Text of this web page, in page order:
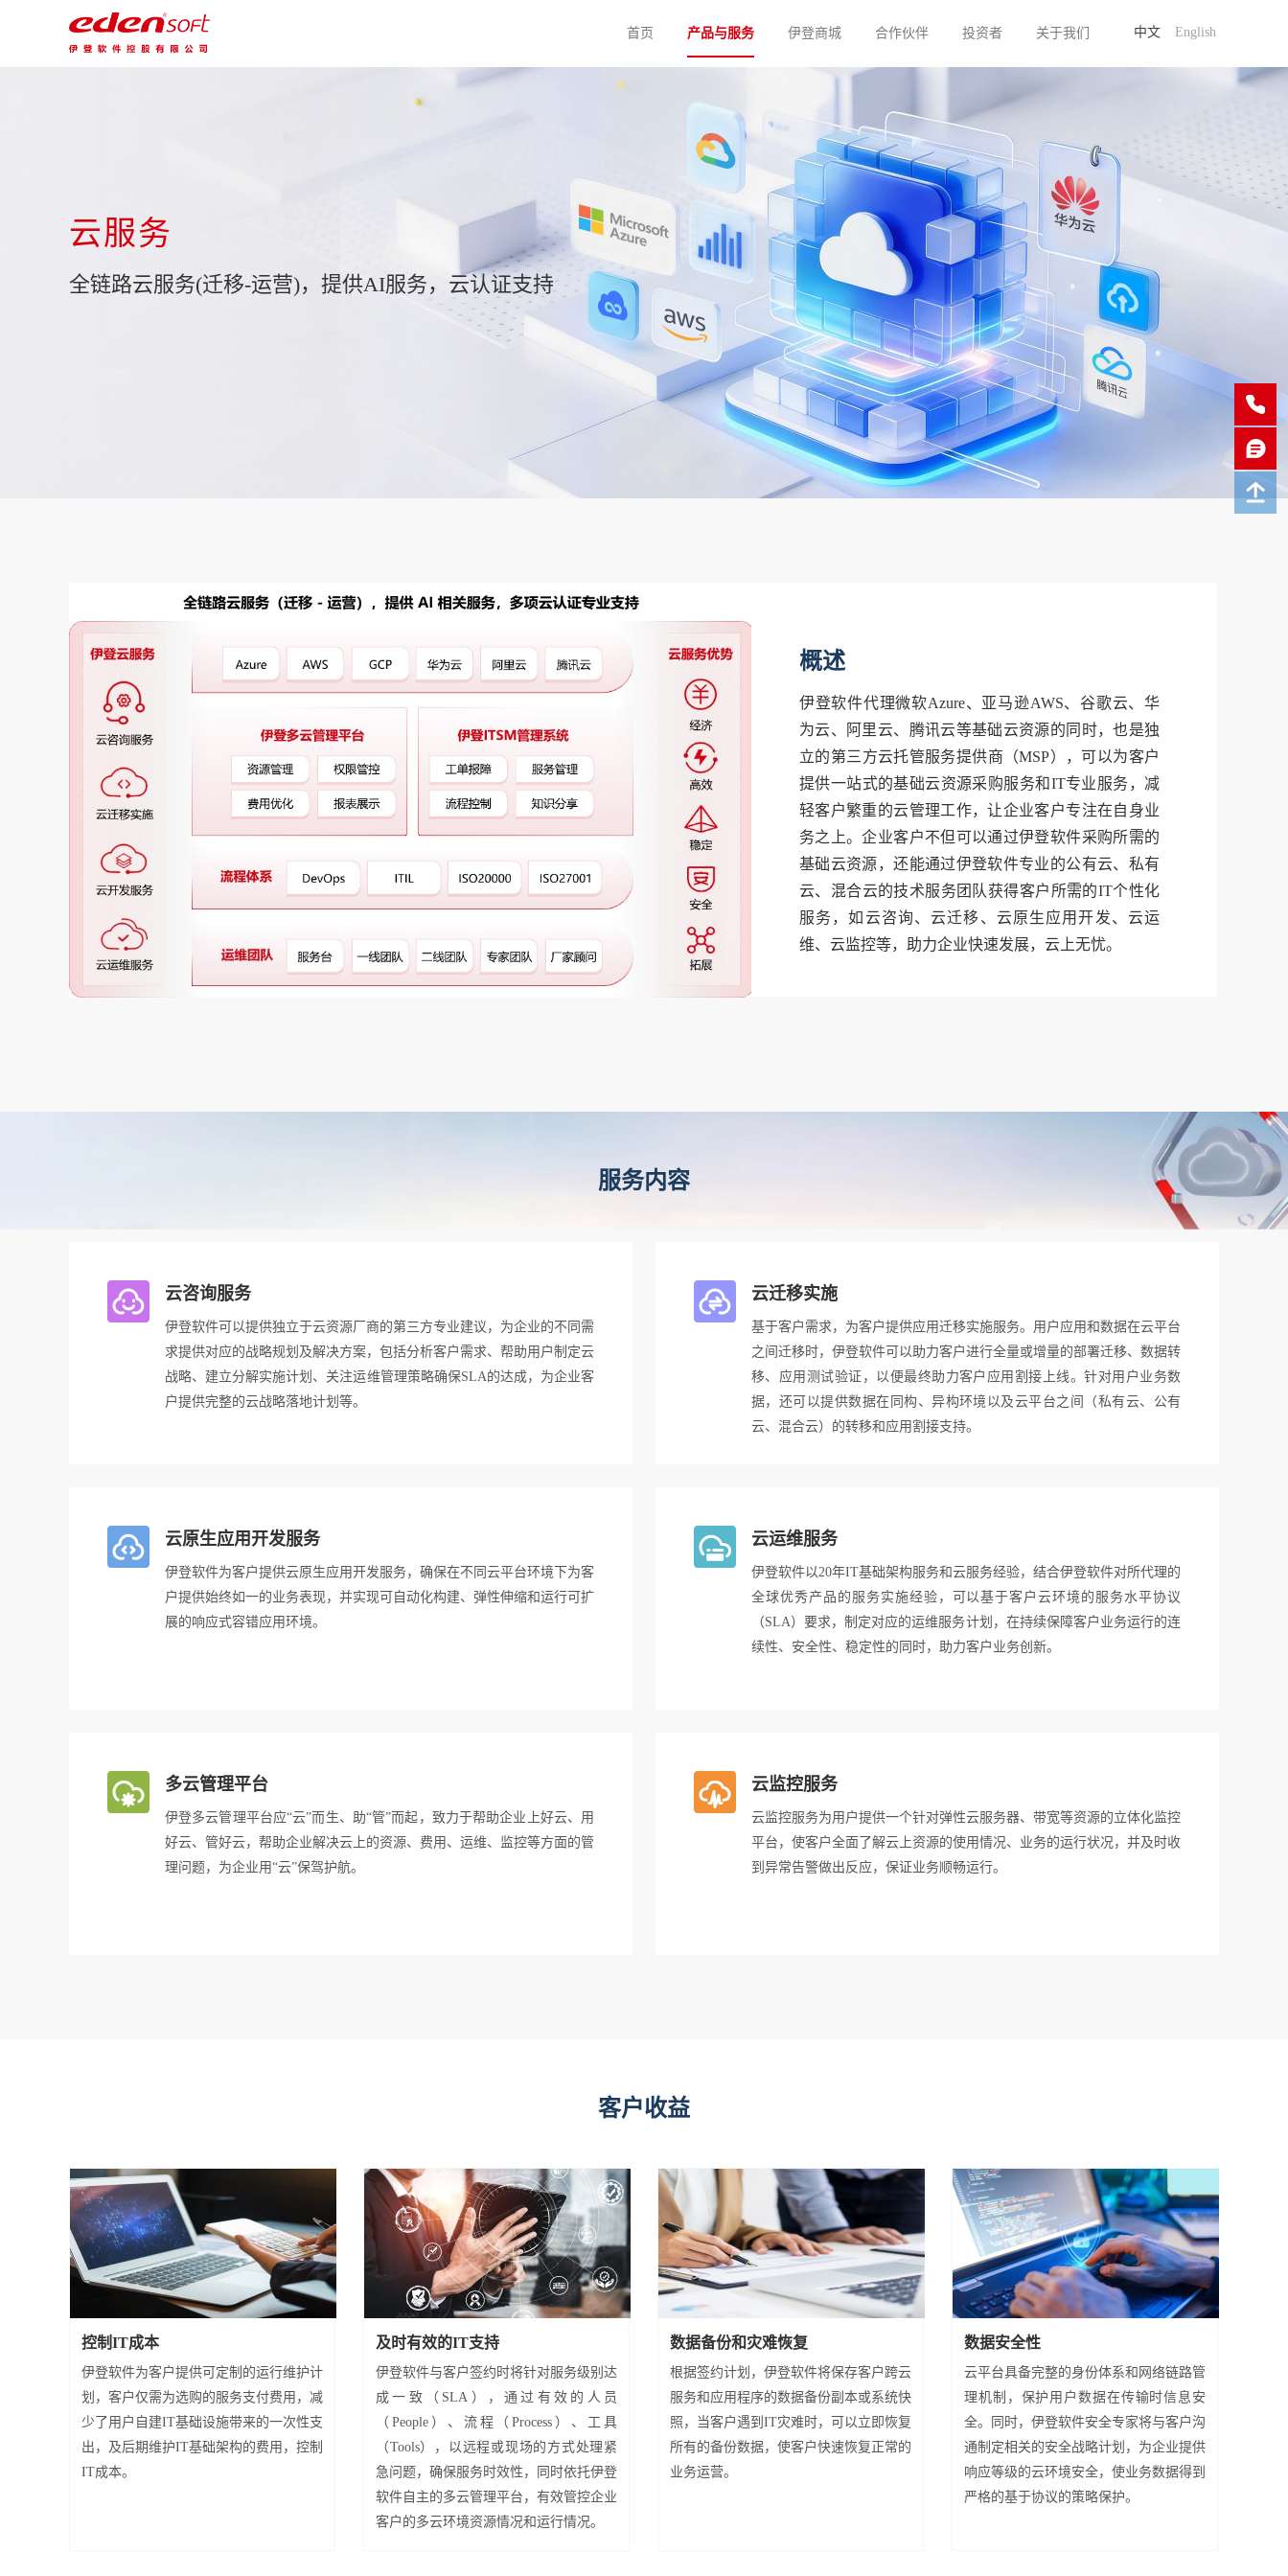
首页 产品与服务 伊登商城 合作伙伴 投资者 关于我们 中文 English
云服务
全链路云服务(迁移-运营)，提供AI服务，云认证支持
概述
伊登软件代理微软Azure、亚马逊AWS、谷歌云、华
为云、阿里云、腾讯云等基础云资源的同时，也是独
立的第三方云托管服务提供商（MSP），可以为客户
提供一站式的基础云资源采购服务和IT专业服务，减
轻客户繁重的云管理工作，让企业客户专注在自身业
务之上。企业客户不但可以通过伊登软件采购所需的
基础云资源，还能通过伊登软件专业的公有云、私有
云、混合云的技术服务团队获得客户所需的IT个性化
服务，如云咨询、云迁移、云原生应用开发、云运
维、云监控等，助力企业快速发展，云上无忧。
服务内容
云咨询服务
伊登软件可以提供独立于云资源厂商的第三方专业建议，为企业的不同需
求提供对应的战略规划及解决方案，包括分析客户需求、帮助用户制定云
战略、建立分解实施计划、关注运维管理策略确保SLA的达成，为企业客
户提供完整的云战略落地计划等。
云迁移实施
基于客户需求，为客户提供应用迁移实施服务。用户应用和数据在云平台
之间迁移时，伊登软件可以助力客户进行全量或增量的部署迁移、数据转
移、应用测试验证，以便最终助力客户应用割接上线。针对用户业务数
据，还可以提供数据在同构、异构环境以及云平台之间（私有云、公有
云、混合云）的转移和应用割接支持。
云原生应用开发服务
伊登软件为客户提供云原生应用开发服务，确保在不同云平台环境下为客
户提供始终如一的业务表现，并实现可自动化构建、弹性伸缩和运行可扩
展的响应式容错应用环境。
云运维服务
伊登软件以20年IT基础架构服务和云服务经验，结合伊登软件对所代理的
全球优秀产品的服务实施经验，可以基于客户云环境的服务水平协议
（SLA）要求，制定对应的运维服务计划，在持续保障客户业务运行的连
续性、安全性、稳定性的同时，助力客户业务创新。
多云管理平台
伊登多云管理平台应“云”而生、助“管”而起，致力于帮助企业上好云、用
好云、管好云，帮助企业解决云上的资源、费用、运维、监控等方面的管
理问题，为企业用“云”保驾护航。
云监控服务
云监控服务为用户提供一个针对弹性云服务器、带宽等资源的立体化监控
平台，使客户全面了解云上资源的使用情况、业务的运行状况，并及时收
到异常告警做出反应，保证业务顺畅运行。
客户收益
控制IT成本
伊登软件为客户提供可定制的运行维护计
划，客户仅需为选购的服务支付费用，减
少了用户自建IT基础设施带来的一次性支
出，及后期维护IT基础架构的费用，控制
IT成本。
及时有效的IT支持
伊登软件与客户签约时将针对服务级别达
成一致（SLA），通过有效的人员
（People）、流程（Process）、工具
（Tools），以远程或现场的方式处理紧
急问题，确保服务时效性，同时依托伊登
软件自主的多云管理平台，有效管控企业
客户的多云环境资源情况和运行情况。
数据备份和灾难恢复
根据签约计划，伊登软件将保存客户跨云
服务和应用程序的数据备份副本或系统快
照，当客户遇到IT灾难时，可以立即恢复
所有的备份数据，使客户快速恢复正常的
业务运营。
数据安全性
云平台具备完整的身份体系和网络链路管
理机制，保护用户数据在传输时信息安
全。同时，伊登软件安全专家将与客户沟
通制定相关的安全战略计划，为企业提供
响应等级的云环境安全，使业务数据得到
严格的基于协议的策略保护。